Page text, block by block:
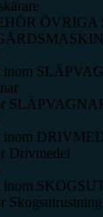
ÖVRIGA
inom
inom
Drivmedel
inom